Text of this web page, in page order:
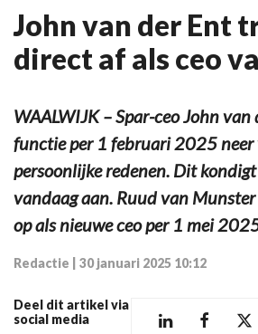
John van der Ent
direct af als ceo
WAALWIJK – Spar-ceo John
functie per 1 februari 2025 neer
persoonlijke redenen. Dit
vandaag aan. Ruud van
op als nieuwe ceo per 1 mei
Redactie 30 januari 2025 10:12
Deel dit artikel via
social media